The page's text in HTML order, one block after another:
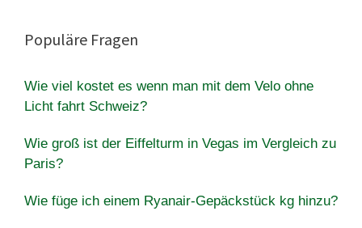
Populäre Fragen
Wie viel kostet es wenn man mit dem Velo ohne
Licht fahrt Schweiz?
Wie groß ist der Eiffelturm in Vegas im Vergleich zu
Paris?
Wie füge ich einem Ryanair-Gepäckstück kg hinzu?